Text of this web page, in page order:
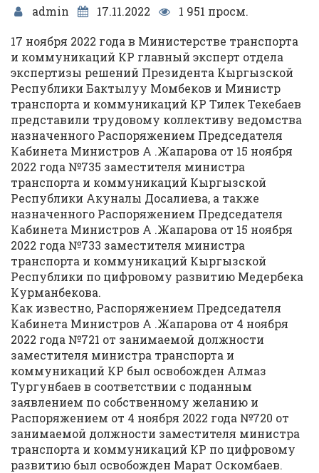
admin 17.11.2022
1 951 просм.
17 ноября 2022 года в Министерстве транспорта
и коммуникаций КР главный эксперт отдела
экспертизы решений Президента Кыргызской
Республики Бактылуу Момбеков и Министр
транспорта и коммуникаций КР Тилек Текебаев
представили трудовому коллективу ведомства
назначенного Распоряжением Председателя
Кабинета Министров А .Жапарова от 15 ноября
2022 года №735 заместителя министра
транспорта и коммуникаций Кыргызской
Республики Акуналы Досалиева, а также
назначенного Распоряжением Председателя
Кабинета Министров А .Жапарова от 15 ноября
2022 года №733 заместителя министра
транспорта и коммуникаций Кыргызской
Республики по цифровому развитию Медербека
Курманбекова.
Как известно, Распоряжением Председателя
Кабинета Министров А .Жапарова от 4 ноября
2022 года №721 от занимаемой должности
заместителя министра транспорта и
коммуникаций КР был освобожден Алмаз
Тургунбаев в соответствии с поданным
заявлением по собственному желанию и
Распоряжением от 4 ноября 2022 года №720 от
занимаемой должности заместителя министра
транспорта и коммуникаций КР по цифровому
развитию был освобожден Марат Оскомбаев.